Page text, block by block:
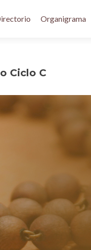
Organigrama
Ciclo C